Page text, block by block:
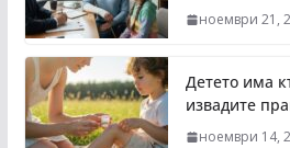
ноември 21,
Детето има
извадите
ноември 14,